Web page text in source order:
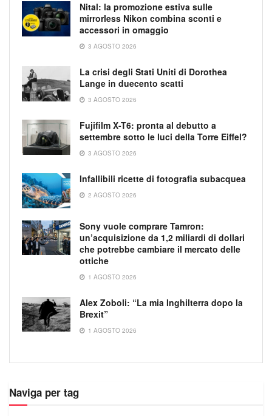
Nital: la promozione estiva sulle
mirrorless Nikon combina sconti e
accessori in omaggio
3 AGOSTO 2026
La crisi degli Stati Uniti di Dorothea
Lange in duecento scatti
3 AGOSTO 2026
Fujifilm X-T6: pronta al debutto a
settembre sotto le luci della Torre Eiffel?
3 AGOSTO 2026
Infallibili ricette di fotografia subacquea
2 AGOSTO 2026
Sony vuole comprare Tamron:
un’acquisizione da 1,2 miliardi di dollari
che potrebbe cambiare il mercato delle
ottiche
1 AGOSTO 2026
Alex Zoboli: “La mia Inghilterra dopo la
Brexit”
1 AGOSTO 2026
Naviga per tag